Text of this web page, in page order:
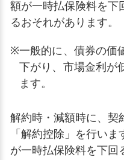
額が一時払保険料を下
るおそれがあります。
※一般的に、債券の価
下がり、市場金利が
ます。
解約時・減額時に、契
「解約控除」を行い
が一時払保険料を下回